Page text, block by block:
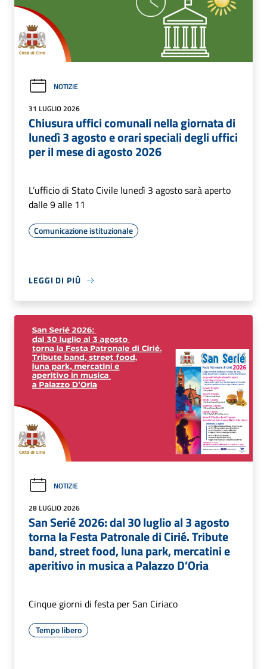
NOTIZIE
31 LUGLIO 2026
Chiusura uffici comunali nella giornata di
lunedì 3 agosto e orari speciali degli uffici
per il mese di agosto 2026
L’ufficio di Stato Civile lunedì 3 agosto sarà aperto
dalle 9 alle 11
Comunicazione istituzionale
LEGGI DI PIÙ
NOTIZIE
28 LUGLIO 2026
San Serié 2026: dal 30 luglio al 3 agosto
torna la Festa Patronale di Cirié. Tribute
band, street food, luna park, mercatini e
aperitivo in musica a Palazzo D’Oria
Cinque giorni di festa per San Ciriaco
Tempo libero